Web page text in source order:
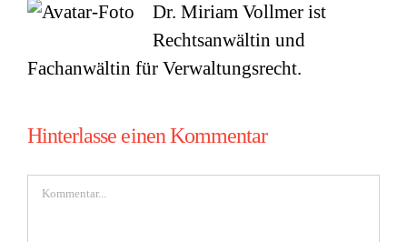
Dr. Miriam Vollmer ist
Rechtsanwältin und
Fachanwältin für Verwaltungsrecht.
Hinterlasse einen Kommentar
Kommentar